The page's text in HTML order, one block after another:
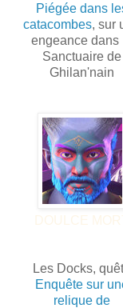
Piégée dans
catacombes, sur
engeance dans
Sanctuaire de
Ghilan'nain
DOULCE
Les Docks,
Enquête sur
relique de